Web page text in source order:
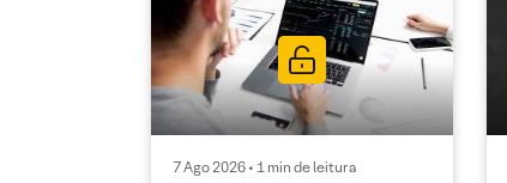
7 Ago 2026 • 1 min de leitura